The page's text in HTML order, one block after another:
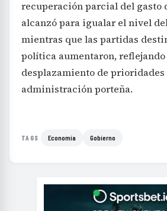
recuperación parcial del gasto
alcanzó para igualar el nivel
mientras que las partidas
política aumentaron,
desplazamiento de prioridades
administración porteña.
TAGS Economía Gobierno